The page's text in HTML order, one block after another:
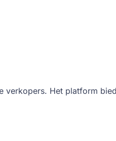
Het platform